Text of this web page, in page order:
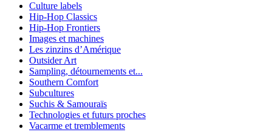
Culture labels
Hip-Hop Classics
Hip-Hop Frontiers
Images et machines
Les zinzins d’Amérique
Outsider Art
Sampling, détournements et...
Southern Comfort
Subcultures
Suchis & Samouraïs
Technologies et futurs proches
Vacarme et tremblements